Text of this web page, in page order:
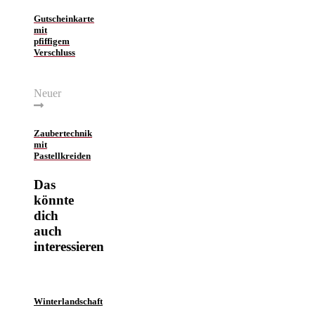
Gutscheinkarte
mit
pfiffigem
Verschluss
Neuer
Zaubertechnik
mit
Pastellkreiden
Das
könnte
dich
auch
interessieren
Winterlandschaft